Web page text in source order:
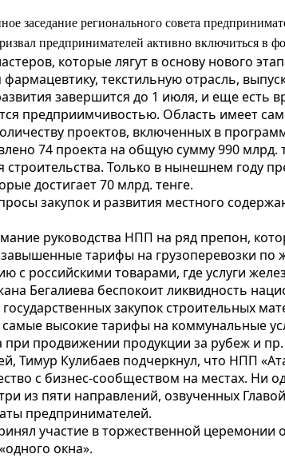
заседание регионального совета
предпринимателей активно включиться в
которые лягут в основу нового
текстильную отрасль,
завершится до 1 июля, и еще есть
предприимчивостью. Область имеет
проектов, включенных в
74 проекта на общую сумму 990
Только в нынешнем году
достигает 70 млрд. тенге.
закупок и развития местного
руководства НПП на ряд препон,
тарифы на грузоперевозки по
с российскими товарами, где услуги
Бегалиева беспокоит ликвидность
закупок строительных
высокие тарифы на коммунальные
при продвижении продукции за рубеж и пр.
Тимур Кулибаев подчеркнул, что НПП
с бизнес-сообществом на местах. Ни
из пяти направлений, озвученных
предпринимателей.
участие в торжественной
окна».